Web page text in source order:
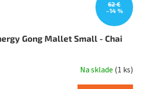
62 €
–14 %
Gong Mallet Small - Chai
Na sklade (1 ks)